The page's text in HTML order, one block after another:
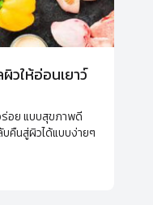
วให้อ่อนเยาว์
ร่อย แบบสุขภาพดี
บคืนสู่ผิวได้แบบง่ายๆ